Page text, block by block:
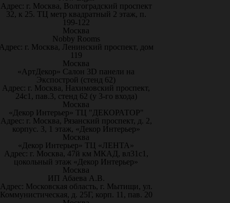
Адрес: г. Москва, Волгоградский проспект
32, к 25. ТЦ метр квадратный 2 этаж, п.
199-122
Москва
Nobby Rooms
г. Москва, Ленинский проспект, дом
119
Москва
«АртДекор» Салон 3D панели на
Экспострой (стенд 62)
Адрес: г. Москва, Нахимовский проспект,
24с1, пав.3, стенд 62 (у 3-го входа)
Москва
«Декор Интерьер» ТЦ "ДЕКОРАТОР"
Адрес: г. Москва, Рязанский проспект, д. 2,
корпус. 3, 1 этаж, «Декор Интерьер»
Москва
«Декор Интерьер» ТЦ «ЛЕНТА»
Адрес: г. Москва, 47й км МКАД, вл31с1,
цокольный этаж «Декор Интерьер»
Москва
ИП Абаева А.В.
Адрес: Московская область, г. Мытищи, ул.
Коммунистическая, д. 25Г, корп. 11, пав. 20